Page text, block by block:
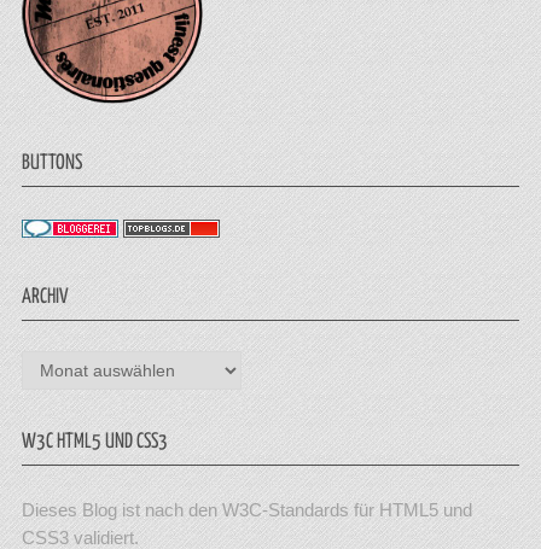
BUTTONS
ARCHIV
Archiv
W3C HTML5 UND CSS3
Dieses Blog ist nach den W3C-Standards für HTML5 und
CSS3 validiert.